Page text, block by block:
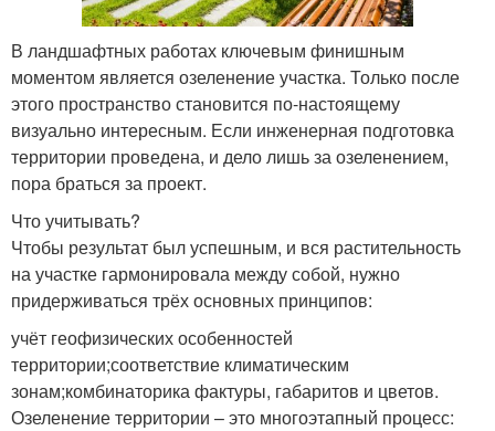
В ландшафтных работах ключевым финишным
моментом является озеленение участка. Только после
этого пространство становится по-настоящему
визуально интересным. Если инженерная подготовка
территории проведена, и дело лишь за озеленением,
пора браться за проект.
Что учитывать?
Чтобы результат был успешным, и вся растительность
на участке гармонировала между собой, нужно
придерживаться трёх основных принципов:
учёт геофизических особенностей
территории;соответствие климатическим
зонам;комбинаторика фактуры, габаритов и цветов.
Озеленение территории – это многоэтапный процесс: